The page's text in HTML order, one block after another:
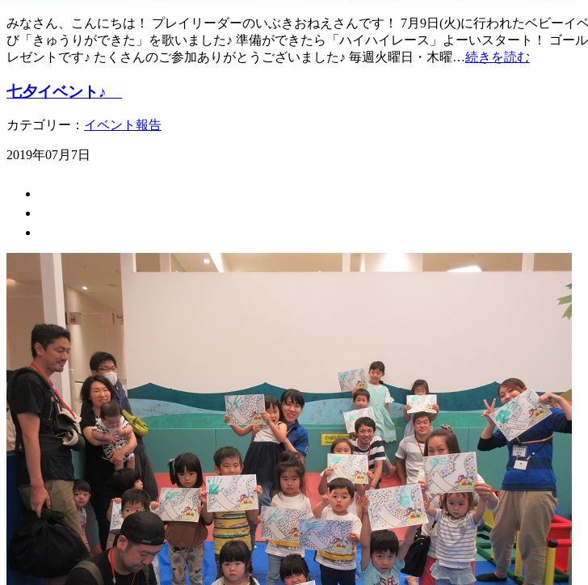
みなさん、こんにちは！ プレイリーダーのいぶきおねえさんです！ 7月9日(火)に行われたベビー
び「きゅうりができた」を歌いました♪ 準備ができたら「ハイハイレース」よーいスタート！ ゴ
レゼントです♪ たくさんのご参加ありがとうございました♪ 毎週火曜日・木曜…続きを読む
七夕イベント♪
カテゴリー： イベント報告
2019年07月7日